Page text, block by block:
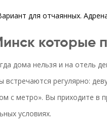
для отчаянных.
которые
дома нельзя и на отель
встречаются регулярно:
с метро». Вы приходите в
условиях.